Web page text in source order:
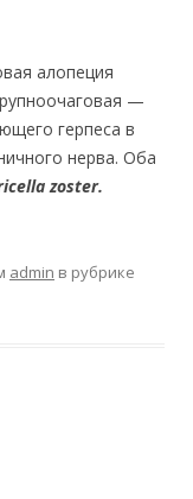
алопеция
—
герпеса в
нерва. Оба
zoster.
admin в рубрике